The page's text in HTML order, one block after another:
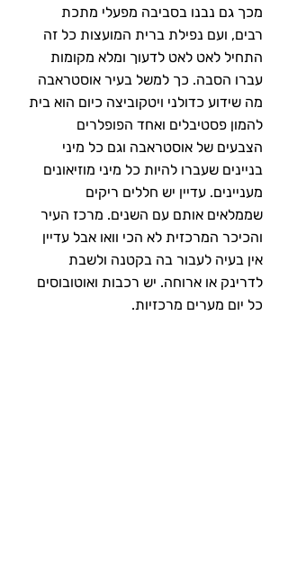
מכך גם נבנו בסביבה מפעלי מתכת
רבים, ועם נפילת ברית המועצות כל זה
התחיל לאט לאט לדעוך ומלא מקומות
עברו הסבה. כך למשל בעיר אוסטראבה
מה שידוע כדולני ויטקוביצה כיום הוא בית
להמון פסטיבלים ואחד הפופלרים
הצבעים של אוסטראבה וגם כל מיני
בניינים שעברו להיות כל מיני מוזיאונים
מעניינים. עדיין יש חללים ריקים
שממלאים אותם עם השנים. מרכז העיר
והכיכר המרכזית לא הכי וואו אבל עדיין
אין בעיה לעבור בה בקטנה ולשבת
לדרינק או ארוחה. יש רכבות ואוטובוסים
כל יום מערים מרכזיות.